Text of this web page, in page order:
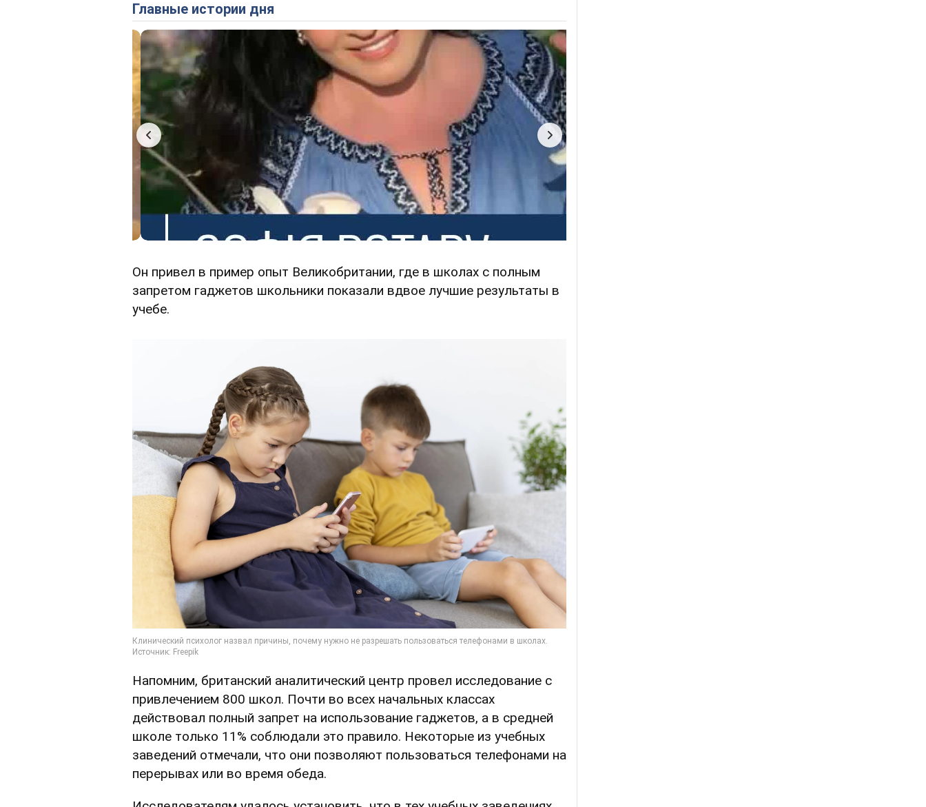
Главные истории дня
Он привел в пример опыт Великобритании, где в школах с полным
запретом гаджетов школьники показали вдвое лучшие результаты в
учебе.
Напомним, британский аналитический центр провел исследование с
привлечением 800 школ. Почти во всех начальных классах
действовал полный запрет на использование гаджетов, а в средней
школе только 11% соблюдали это правило. Некоторые из учебных
заведений отмечали, что они позволяют пользоваться телефонами на
перерывах или во время обеда.